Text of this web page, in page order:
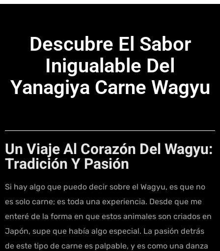
Descubre El Sabor
Inigualable Del
Yanagiya Carne Wagyu
Un Viaje Al Corazón Del Wagyu:
Tradición Y Pasión
Si hay algo que puedo decir sobre el Wagyu, es que no
es solo carne; es toda una experiencia. Desde que me
enteré de la forma en que estos animales son criados en
Japón, supe que había algo especial. La pasión detrás
de este tipo de carne es palpable, y es como una danza